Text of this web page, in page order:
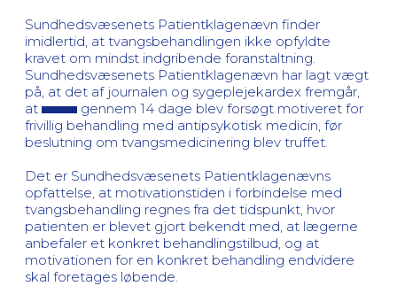
Sundhedsvæsenets Patientklagenævn finder
imidlertid, at tvangsbehandlingen ikke opfyldte
kravet om mindst indgribende foranstaltning.
Sundhedsvæsenets Patientklagenævn har lagt vægt
på, at det af journalen og sygeplejekardex fremgår,
at
gennem 14 dage blev forsøgt motiveret for
frivillig behandling med antipsykotisk medicin, før
beslutning om tvangsmedicinering blev truffet.
Det er Sundhedsvæsenets Patientklagenævns
opfattelse, at motivationstiden i forbindelse med
tvangsbehandling regnes fra det tidspunkt, hvor
patienten er blevet gjort bekendt med, at lægerne
anbefaler et konkret behandlingstilbud, og at
motivationen for en konkret behandling endvidere
skal foretages løbende.